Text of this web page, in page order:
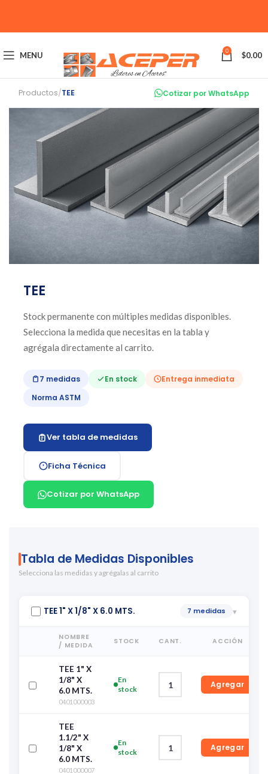
MENU 0 $0.00
Productos/TEE Cotizar por WhatsApp
TEE
Stock permanente con múltiples medidas disponibles.
Selecciona la medida que necesitas en la tabla y
agrégala directamente al carrito.
7 medidas En stock
Entrega inmediata
Norma ASTM
Ver tabla de medidas
Ficha Técnica
Cotizar por WhatsApp
Tabla de Medidas Disponibles
Selecciona las medidas y agrégalas al carrito
TEE 1" X 1/8" X 6.0 MTS. 7 medidas ▾
NOMBRE
/ MEDIDA
STOCK CANT. ACCIÓN
TEE 1" X
1/8" X
6.0 MTS.
0401000003
En
stock
Agregar
TEE
1.1/2" X
1/8" X
6.0 MTS.
0401000007
En
stock
Agregar